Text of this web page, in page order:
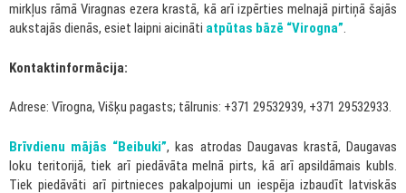
mirkļus rāmā Viragnas ezera krastā, kā arī izpērties melnajā pirtiņā šajās
aukstajās dienās, esiet laipni aicināti atpūtas bāzē “Virogna”.
Kontaktinformācija:
Adrese: Vīrogna, Višķu pagasts; tālrunis: +371 29532939, +371 29532933.
Brīvdienu mājās “Beibuki”, kas atrodas Daugavas krastā, Daugavas
loku teritorijā, tiek arī piedāvāta melnā pirts, kā arī apsildāmais kubls.
Tiek piedāvāti arī pirtnieces pakalpojumi un iespēja izbaudīt latviskās